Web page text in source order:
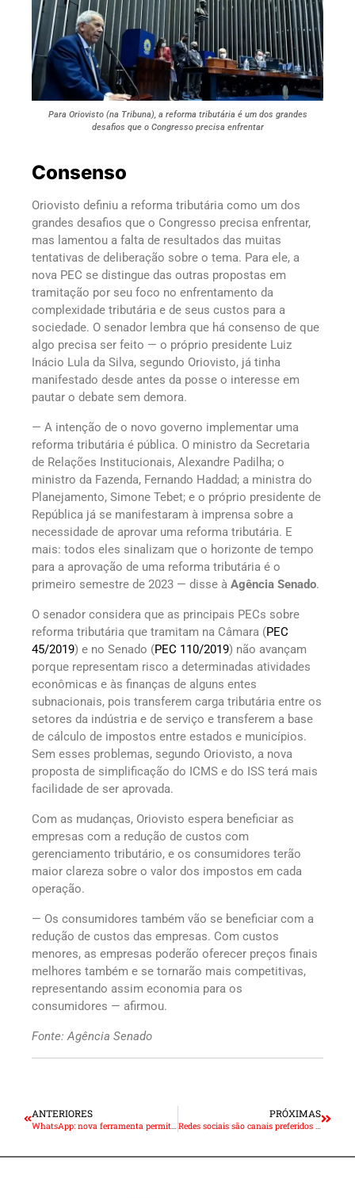
Para Oriovisto (na Tribuna), a reforma tributária é um dos grandes
desafios que o Congresso precisa enfrentar
Consenso
Oriovisto definiu a reforma tributária como um dos
grandes desafios que o Congresso precisa enfrentar,
mas lamentou a falta de resultados das muitas
tentativas de deliberação sobre o tema. Para ele, a
nova PEC se distingue das outras propostas em
tramitação por seu foco no enfrentamento da
complexidade tributária e de seus custos para a
sociedade. O senador lembra que há consenso de que
algo precisa ser feito — o próprio presidente Luiz
Inácio Lula da Silva, segundo Oriovisto, já tinha
manifestado desde antes da posse o interesse em
pautar o debate sem demora.
— A intenção de o novo governo implementar uma
reforma tributária é pública. O ministro da Secretaria
de Relações Institucionais, Alexandre Padilha; o
ministro da Fazenda, Fernando Haddad; a ministra do
Planejamento, Simone Tebet; e o próprio presidente de
República já se manifestaram à imprensa sobre a
necessidade de aprovar uma reforma tributária. E
mais: todos eles sinalizam que o horizonte de tempo
para a aprovação de uma reforma tributária é o
primeiro semestre de 2023 — disse à Agência Senado.
O senador considera que as principais PECs sobre
reforma tributária que tramitam na Câmara (PEC
45/2019) e no Senado (PEC 110/2019) não avançam
porque representam risco a determinadas atividades
econômicas e às finanças de alguns entes
subnacionais, pois transferem carga tributária entre os
setores da indústria e de serviço e transferem a base
de cálculo de impostos entre estados e municípios.
Sem esses problemas, segundo Oriovisto, a nova
proposta de simplificação do ICMS e do ISS terá mais
facilidade de ser aprovada.
Com as mudanças, Oriovisto espera beneficiar as
empresas com a redução de custos com
gerenciamento tributário, e os consumidores terão
maior clareza sobre o valor dos impostos em cada
operação.
— Os consumidores também vão se beneficiar com a
redução de custos das empresas. Com custos
menores, as empresas poderão oferecer preços finais
melhores também e se tornarão mais competitivas,
representando assim economia para os
consumidores — afirmou.
Fonte: Agência Senado
ANTERIORES
WhatsApp: nova ferramenta permite criação de comunidades com até 5 mil membros; veja como usar na sua empresa
PRÓXIMAS